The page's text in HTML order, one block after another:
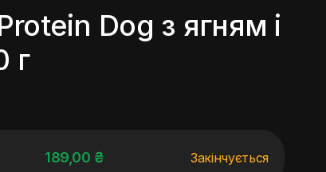
Dog з ягням і
г
189,00 ₴ Закінчується